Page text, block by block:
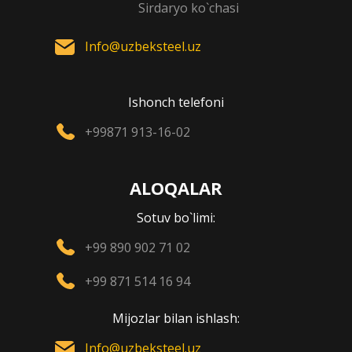
Sirdaryo ko`chasi
Info@uzbeksteel.uz
Ishonch telefoni
+99871 913-16-02
ALOQALAR
Sotuv bo`limi:
+99 890 902 71 02
+99 871 514 16 94
Mijozlar bilan ishlash:
Info@uzbeksteel.uz